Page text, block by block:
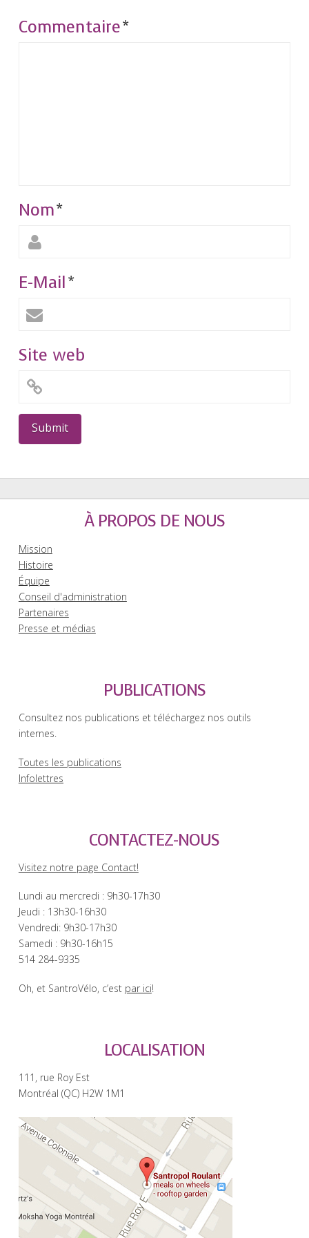
Commentaire*
Nom*
E-Mail*
Site web
À PROPOS DE NOUS
Mission
Histoire
Équipe
Conseil d'administration
Partenaires
Presse et médias
PUBLICATIONS
Consultez nos publications et téléchargez nos outils
internes.
Toutes les publications
Infolettres
CONTACTEZ-NOUS
Visitez notre page Contact!
Lundi au mercredi : 9h30-17h30
Jeudi : 13h30-16h30
Vendredi: 9h30-17h30
Samedi : 9h30-16h15
514 284-9335
Oh, et SantroVélo, c’est par ici!
LOCALISATION
111, rue Roy Est
Montréal (QC) H2W 1M1